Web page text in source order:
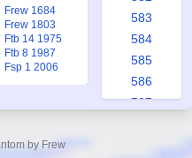
Frew 1684
Frew 1803
Ftb 14 1975
Ftb 8 1987
Fsp 1 2006
583
584
585
586
587
by Frew